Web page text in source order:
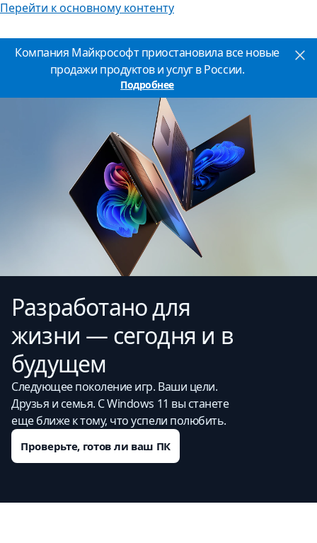
Перейти к основному контенту
Компания Майкрософт приостановила все новые
продажи продуктов и услуг в России.
Подробнее
Разработано для
жизни — сегодня и в
будущем
Следующее поколение игр. Ваши цели.
Друзья и семья. С Windows 11 вы станете
еще ближе к тому, что успели полюбить.
Проверьте, готов ли ваш ПК